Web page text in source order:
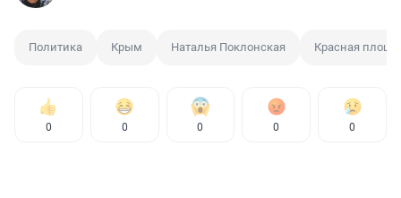
Политика Крым Наталья Поклонская Красная
0 0 0 0 0